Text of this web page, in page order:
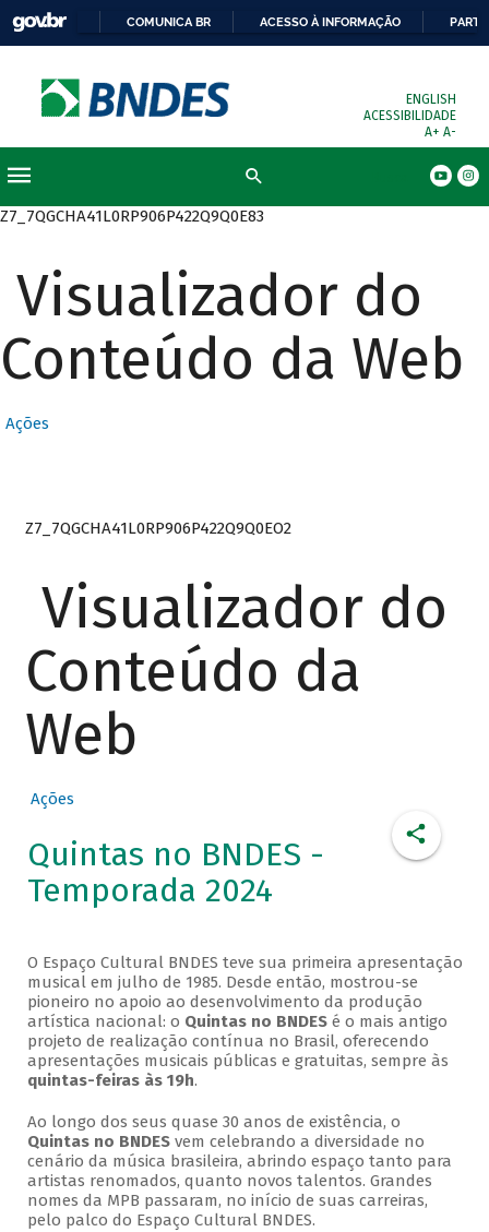
COMUNICA BR ACESSO À INFORMAÇÃO
ENGLISH
ACESSIBILIDADE
A+ A-
Z7_7QGCHA41L0RP906P422Q9Q0E83
Visualizador do
Conteúdo da Web
Ações
Z7_7QGCHA41L0RP906P422Q9Q0EO2
Visualizador do
Conteúdo da
Web
Ações
Quintas no BNDES -
Temporada 2024
O Espaço Cultural BNDES teve sua primeira apresentação
musical em julho de 1985. Desde então, mostrou-se
pioneiro no apoio ao desenvolvimento da produção
artística nacional: o Quintas no BNDESé o mais antigo
projeto de realização contínua no Brasil, oferecendo
apresentações musicais públicas e gratuitas, sempre às
quintas-feiras às 19h.
Ao longo dos seus quase 30 anos de existência, o
Quintas no BNDESvem celebrando a diversidade no
cenário da música brasileira, abrindo espaço tanto para
artistas renomados, quanto novos talentos. Grandes
nomes da MPB passaram, no início de suas carreiras,
pelo palco do Espaço Cultural BNDES.